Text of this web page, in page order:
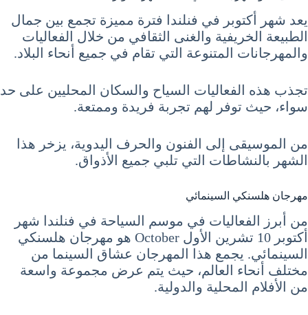
يعد شهر أكتوبر في فنلندا فترة مميزة تجمع بين جمال
الطبيعة الخريفية والغنى الثقافي من خلال الفعاليات
والمهرجانات المتنوعة التي تقام في جميع أنحاء البلاد.
تجذب هذه الفعاليات السياح والسكان المحليين على حد
سواء، حيث توفر لهم تجربة فريدة وممتعة.
من الموسيقى إلى الفنون والحرف اليدوية، يزخر هذا
الشهر بالنشاطات التي تلبي جميع الأذواق.
مهرجان هلسنكي السينمائي
من أبرز الفعاليات في موسم السياحة في فنلندا شهر
أكتوبر 10 تشرين الأول October هو مهرجان هلسنكي
السينمائي. يجمع هذا المهرجان عشاق السينما من
مختلف أنحاء العالم، حيث يتم عرض مجموعة واسعة
من الأفلام المحلية والدولية.